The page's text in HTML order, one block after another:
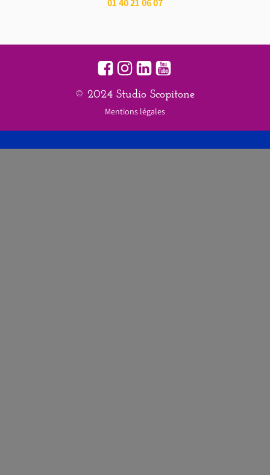
01 40 21 06 07
© 2024 Studio Scopitone
Mentions légales